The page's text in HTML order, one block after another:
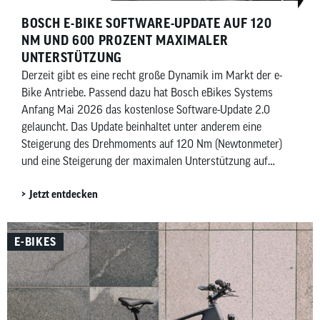
BOSCH E-BIKE SOFTWARE-UPDATE AUF 120
NM UND 600 PROZENT MAXIMALER
UNTERSTÜTZUNG
Derzeit gibt es eine recht große Dynamik im Markt der e-
Bike Antriebe. Passend dazu hat Bosch eBikes Systems
Anfang Mai 2026 das kostenlose Software-Update 2.0
gelauncht. Das Update beinhaltet unter anderem eine
Steigerung des Drehmoments auf 120 Nm (Newtonmeter)
und eine Steigerung der maximalen Unterstützung auf
Jetzt entdecken
E-BIKES